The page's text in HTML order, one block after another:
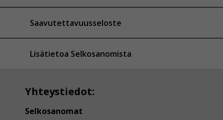
Saavutettavuusseloste
Lisätietoa Selkosanomista
Yhteystiedot:
Selkosanomat